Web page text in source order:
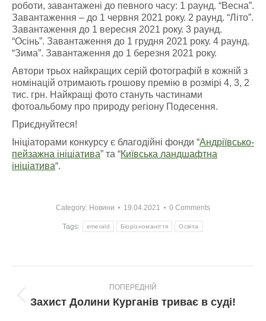
роботи, завантажені до певного часу: 1 раунд. “Весна”.
Завантаження – до 1 червня 2021 року. 2 раунд. “Літо”.
Завантаження до 1 вересня 2021 року. 3 раунд.
“Осінь”. Завантаження до 1 грудня 2021 року. 4 раунд.
“Зима”. Завантаження до 1 березня 2021 року.
Автори трьох найкращих серій фотографій в кожній з
номінацій отримають грошову премію в розмірі 4, 3, 2
тис. грн. Найкращі фото стануть частинами
фотоальбому про природу регіону Подесення.
Приєднуйтеся!
Ініціаторами конкурсу є благодійні фонди “Андріївсько-
пейзажна ініціатива” та “Київська ландшафтна
ініціатива“.
Category: Новини 19.04.2021 0 Comments
Tags: emerald Біорізноманіття Освіта
navigation
ПОПЕРЕДНІЙ
Попередній
Захист Долини Курганів триває в суді!